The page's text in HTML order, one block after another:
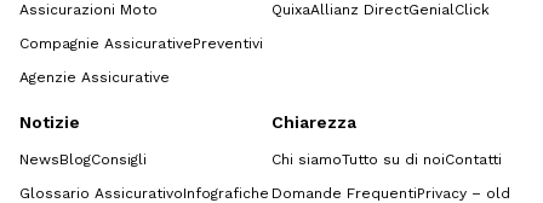
Assicurazioni Moto
Compagnie AssicurativePreventivi
Agenzie Assicurative
QuixaAllianz DirectGenialClick
Notizie
NewsBlogConsigli
Glossario AssicurativoInfografiche
Chiarezza
Chi siamoTutto su di noiContatti
Domande FrequentiPrivacy – old